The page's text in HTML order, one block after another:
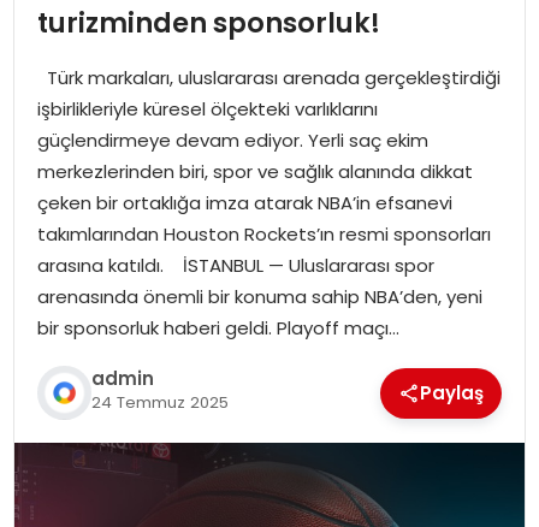
SPOR
SIYASET
MAGAZIN
turizminden sponsorluk!
Türk markaları, uluslararası arenada gerçekleştirdiği
işbirlikleriyle küresel ölçekteki varlıklarını
güçlendirmeye devam ediyor. Yerli saç ekim
merkezlerinden biri, spor ve sağlık alanında dikkat
çeken bir ortaklığa imza atarak NBA’in efsanevi
takımlarından Houston Rockets’ın resmi sponsorları
arasına katıldı. İSTANBUL — Uluslararası spor
arenasında önemli bir konuma sahip NBA’den, yeni
bir sponsorluk haberi geldi. Playoff maçı…
admin
24 Temmuz 2025 Paylaş